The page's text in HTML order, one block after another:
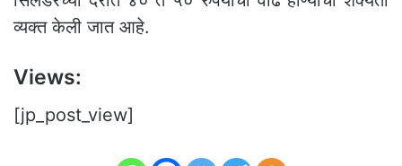
व्यक्त केली जात आहे.
Views:
[jp_post_view]